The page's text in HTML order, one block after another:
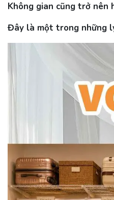
Không gian cũng trở nên
Đây là một trong những